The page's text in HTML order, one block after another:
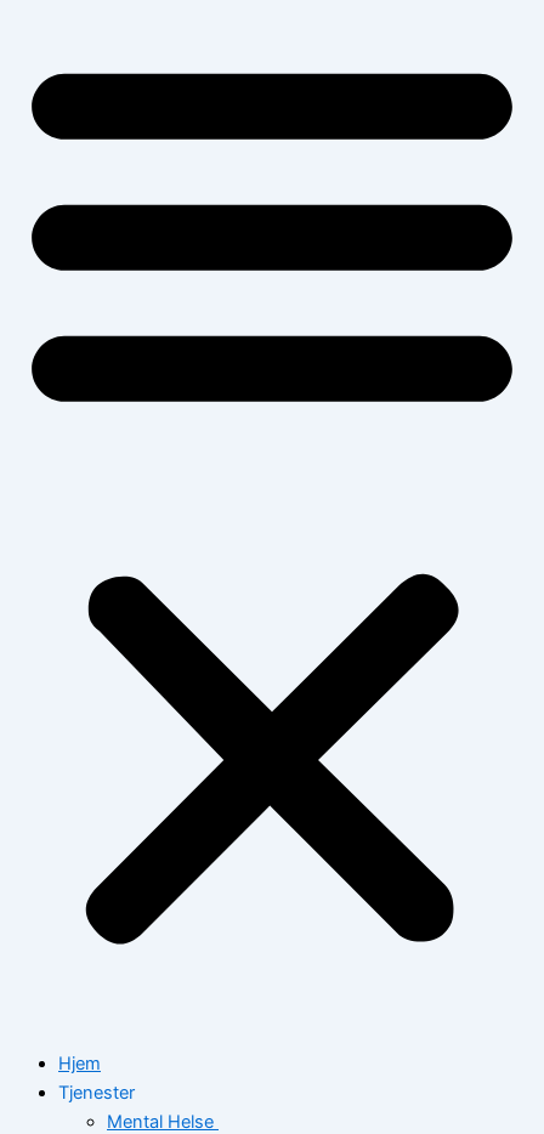
Hjem
Tjenester
Mental Helse